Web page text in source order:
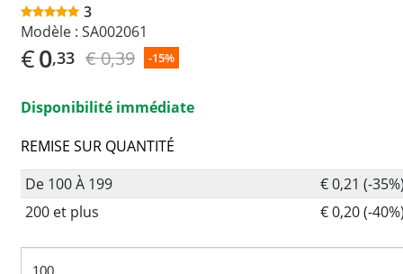
3
Modèle : SA002061
€0,33 € 0,39 -15%
Disponibilité immédiate
REMISE SUR QUANTITÉ
De 100 À 199
€ 0,21 (-
200 et plus
€ 0,20 (-